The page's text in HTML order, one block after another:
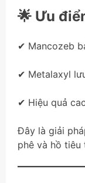
🌟 Ưu
✔ Mancozeb
✔ Metalaxyl
✔ Hiệu quả
Đây là giải
phê và hồ tiêu